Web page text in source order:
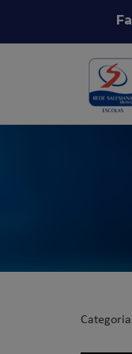
Pular para o